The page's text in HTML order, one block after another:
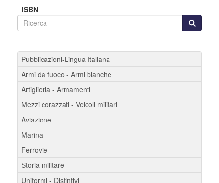
ISBN
Pubblicazioni-Lingua Italiana
Armi da fuoco - Armi bianche
Artiglieria - Armamenti
Mezzi corazzati - Veicoli militari
Aviazione
Marina
Ferrovie
Storia militare
Uniformi - Distintivi